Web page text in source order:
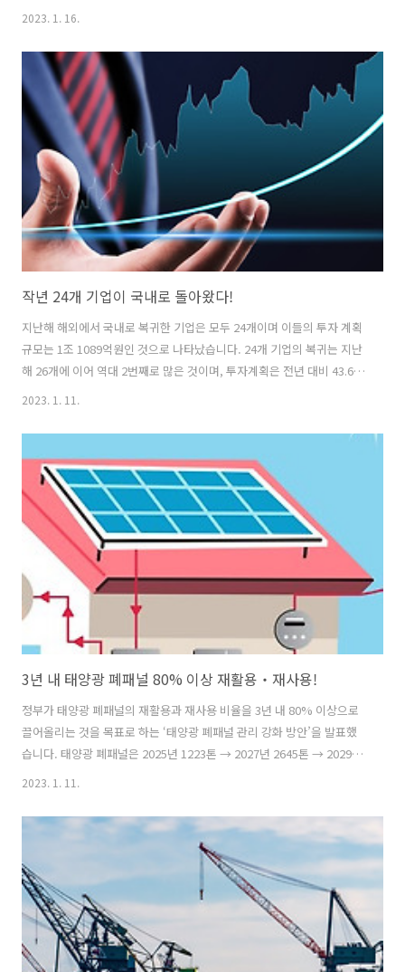
안을 발표했습니다. 최근 국내 조선 산업의 수주 실적이 개선되고 있으나
해소방안을 이번에 마련한 것입니다. ◈ 산업부 소관 ▶ 예비추천 신청
(도입업체)에서 예비추천(조선협회)까지 평균 5일 걸렸으나 3일 이내로
단축됩니다. ▶ 예비추천(조선협회)에서 고용추천(산업부)까지의 소요
기간도 평균 5일에서 3일 이내로 단축됩니다. ▶ 조선업 밀집 지역에 ‘조
선업 현장 애로 데스트’를 설치해 현장 애로사항을 신속히 처리합니다.
◈ ..
2023. 1. 16.
작년 24개 기업이 국내로 돌아왔다!
지난해 해외에서 국내로 복귀한 기업은 모두 24개이며 이들의 투자 계획
규모는 1조 1089억원인 것으로 나타났습니다. 24개 기업의 복귀는 지난
해 26개에 이어 역대 2번째로 많은 것이며, 투자계획은 전년 대비 43.6%
증가한 규모입니다. 지난해 복귀한 기업들의 고용 계획은 총 1794명으
개사 ▲기계 2개사 순으로 주력업종이 전체의 83.3%를 차지했습니다.
복귀 지역은 ▲경기 8개사 ▲충남 4개사 ▲경북 3개사 ▲경남과 전북 각
2개사 였습니다. 국가별로는 중국 15개사, 베트남 4개사로 이들 국가가
80%에 달했습니다. 원문출처: 산업통상자원부 경제뉴스 경제 뉴스 | 산
업통상자원부 홈페이지 지난해 해외에서 국내로 복귀한 기..
2023. 1. 11.
3년 내 태양광 폐패널 80% 이상 재활용‧재사용!
정부가 태양광 폐패널의 재활용과 재사용 비율을 3년 내 80% 이상으로
끌어올리는 것을 목표로 하는 ‘태양광 폐패널 관리 강화 방안’을 발표했
습니다. 태양광 폐패널은 2025년 1223톤 → 2027년 2645톤 → 2029년
6796톤 → 2032년 9632톤으로 급격히 많이 발생할 것으로 전망됩니다.
활용을 통해 알루미늄, 은, 구리, 실리콘 등의 주요 자원을 회수할 수 있
어 자원순환 측면에서도 체계적인 관리가 필요한 상황입니다. 이에 따라
정부가 태양광 패널의 생애 전주기를 고려한 관리 강화 방안을 마련한 것
입니다. 그 내용을 자세히 알아봅니다. ▶ 생산 단계 “재활용이 쉬운 태
양광 패널을 설계하고 생산하도록 유도하겠습니다” √ ..
2023. 1. 11.